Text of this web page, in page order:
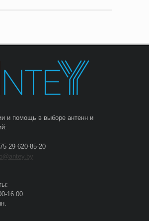
и помощь в выборе антенн и
29 620-85-20
16:00.